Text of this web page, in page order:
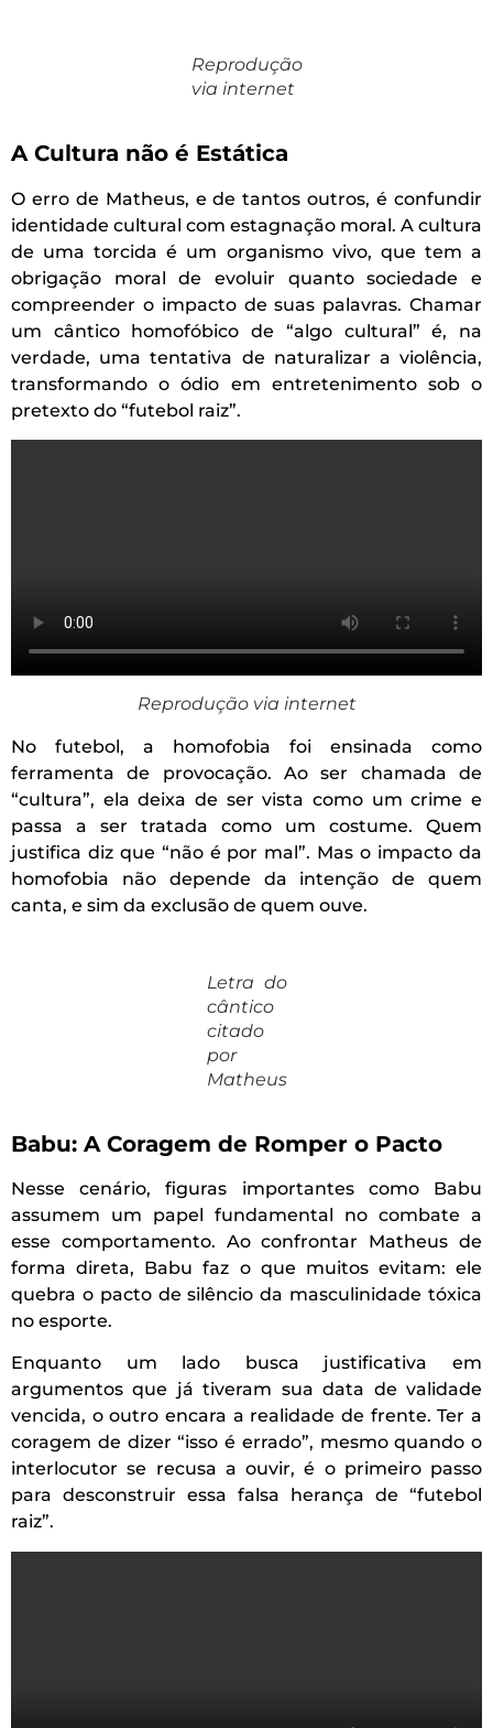
Reprodução
via internet
A Cultura não é Estática
O erro de Matheus, e de tantos outros, é confundir
identidade cultural com estagnação moral. A cultura
de uma torcida é um organismo vivo, que tem a
obrigação moral de evoluir quanto sociedade e
compreender o impacto de suas palavras. Chamar
um cântico homofóbico de “algo cultural” é, na
verdade, uma tentativa de naturalizar a violência,
transformando o ódio em entretenimento sob o
pretexto do “futebol raiz”.
Reprodução via internet
No futebol, a homofobia foi ensinada como
ferramenta de provocação. Ao ser chamada de
“cultura”, ela deixa de ser vista como um crime e
passa a ser tratada como um costume. Quem
justifica diz que “não é por mal”. Mas o impacto da
homofobia não depende da intenção de quem
canta, e sim da exclusão de quem ouve.
Letra do
cântico
citado
por
Matheus
Babu: A Coragem de Romper o Pacto
Nesse cenário, figuras importantes como Babu
assumem um papel fundamental no combate a
esse comportamento. Ao confrontar Matheus de
forma direta, Babu faz o que muitos evitam: ele
quebra o pacto de silêncio da masculinidade tóxica
no esporte.
Enquanto um lado busca justificativa em
argumentos que já tiveram sua data de validade
vencida, o outro encara a realidade de frente. Ter a
coragem de dizer “isso é errado”, mesmo quando o
interlocutor se recusa a ouvir, é o primeiro passo
para desconstruir essa falsa herança de “futebol
raiz”.